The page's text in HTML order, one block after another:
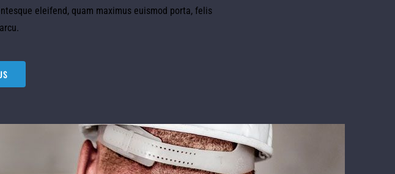
eleifend, quam maximus euismod porta, felis